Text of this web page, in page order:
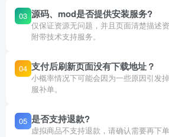
03 源码、mod是否提供安装服务?
仅保证资源无问题，并且页面清楚描述
附带技术支持服务。
04 支付后刷新页面没有下载地址？
小概率情况下可能会因为一些原因引发
服补单。
05 是否支持退款?
虚拟商品不支持退款，请确认需要再下单